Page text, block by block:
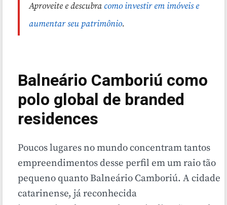
Aproveite e descubra como investir em imóveis e
aumentar seu patrimônio.
Balneário Camboriú como
polo global de branded
residences
Poucos lugares no mundo concentram tantos
empreendimentos desse perfil em um raio tão
pequeno quanto Balneário Camboriú. A cidade
catarinense, já reconhecida